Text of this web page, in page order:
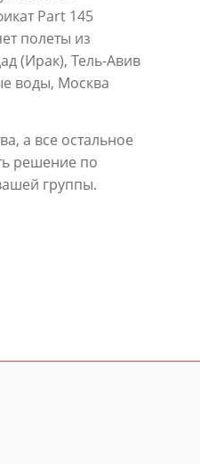
Part 145
полеты из
(Ирак), Тель-Авив
воды, Москва
а все остальное
решение по
группы.